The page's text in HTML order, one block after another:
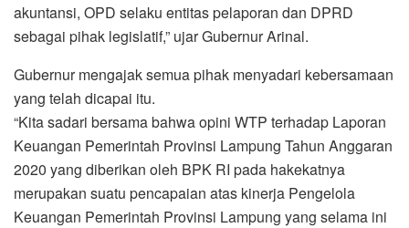
akuntansi, OPD selaku entitas pelaporan dan DPRD
sebagai pihak legislatif,” ujar Gubernur Arinal.
Gubernur mengajak semua pihak menyadari kebersamaan
yang telah dicapai itu.
“Kita sadari bersama bahwa opini WTP terhadap Laporan
Keuangan Pemerintah Provinsi Lampung Tahun Anggaran
2020 yang diberikan oleh BPK RI pada hakekatnya
merupakan suatu pencapaian atas kinerja Pengelola
Keuangan Pemerintah Provinsi Lampung yang selama ini